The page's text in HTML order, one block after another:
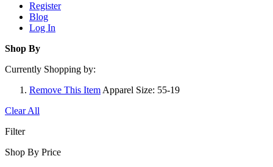
Register
Blog
Log In
Shop By
Currently Shopping by:
Remove This Item Apparel Size: 55-19
Clear All
Filter
Shop By Price